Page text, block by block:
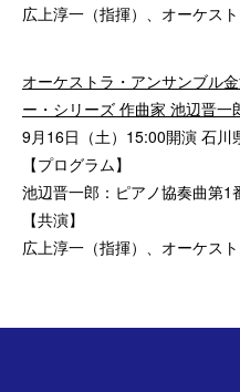
広上淳一（指揮）、オーケス
オーケストラ・アンサンブル
ー・シリーズ 作曲家 池辺晋一
9月16日（土）15:00開演 石川
【プログラム】
池辺晋一郎：ピアノ協奏曲第
【共演】
広上淳一（指揮）、オーケス